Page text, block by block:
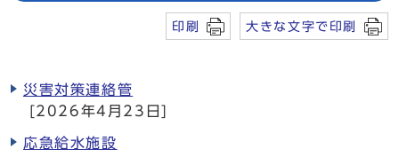
印刷 大きな文字で印刷
災害対策連絡管
[2026年4月23日]
応急給水施設